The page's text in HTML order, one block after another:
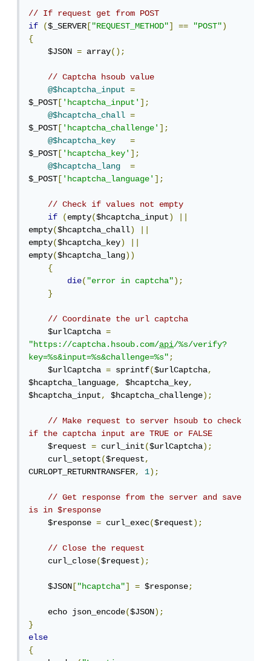
// If request get from POST
if
($_SERVER ["REQUEST_METHOD"] == "POST")
{
    $JSON
= array();
// Captcha hsoub value
@$hcaptcha_input
=
$_POST ['hcaptcha_input'];
@$hcaptcha_chall
=
$_POST ['hcaptcha_challenge'];
@$hcaptcha_key
=
$_POST ['hcaptcha_key'];
@$hcaptcha_lang
=
$_POST ['hcaptcha_language'];
// Check if values not empty
if
(empty($hcaptcha_input)
empty($hcaptcha_chall)
empty($hcaptcha_key)
empty($hcaptcha_lang))
{
die("error in captcha");
}
// Coordinate the url captcha
    $urlCaptcha
=
"https://captcha.hsoub.com/api/%s/verify?
key=%s&input=%s&challenge=%s";
    $urlCaptcha
= sprintf($urlCaptcha,
$hcaptcha_language, $hcaptcha_key,
$hcaptcha_input, $hcaptcha_challenge);
// Make request to server hsoub to check
if the captcha input are TRUE or FALSE
    $request
= curl_init($urlCaptcha);
    curl_setopt
($request,
CURLOPT_RETURNTRANSFER, 1);
// Get response from the server and save
is in $response
    $response
= curl_exec($request);
// Close the request
    curl_close
($request);
    $JSON
["hcaptcha"] = $response;
    echo json_encode
($JSON);
}
else
{